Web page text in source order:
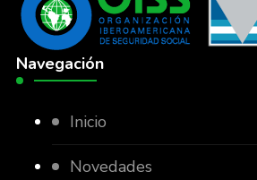
Navegación
Inicio
Novedades